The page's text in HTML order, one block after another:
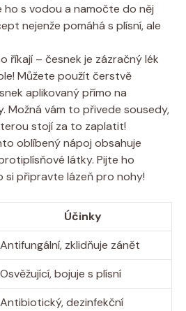
ho s vodou a namočte do něj
nejenže pomáhá s plísní, ale
říkají – česnek je zázračný lék
Můžete použít čerstvě
aplikovaný přímo na
Možná vám to přivede sousedy,
stojí za to zaplatit!
oblíbený nápoj obsahuje
látky. Pijte ho
si připravte lázeň pro nohy!
Účinky
Antifungální, zklidňuje zánět
Osvěžující, bojuje s plísní
Antibiotický, dezinfekční